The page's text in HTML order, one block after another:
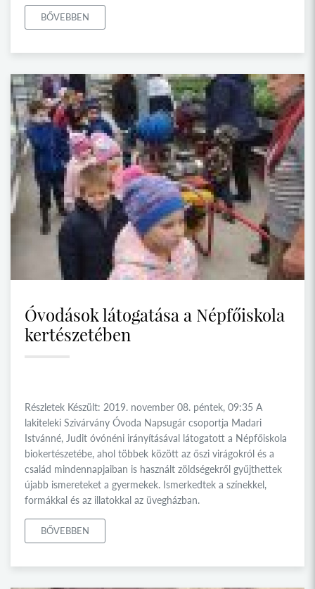
BŐVEBBEN
Óvodások látogatása a Népfőiskola
kertészetében
Részletek Készült: 2019. november 08. péntek, 09:35 A
lakiteleki Szivárvány Óvoda Napsugár csoportja Madari
Istvánné, Judit óvónéni irányításával látogatott a Népfőiskola
biokertészetébe, ahol többek között az őszi virágokról és a
család mindennapjaiban is használt zöldségekről gyűjthettek
újabb ismereteket a gyermekek. Ismerkedtek a színekkel,
formákkal és az illatokkal az üvegházban.
BŐVEBBEN